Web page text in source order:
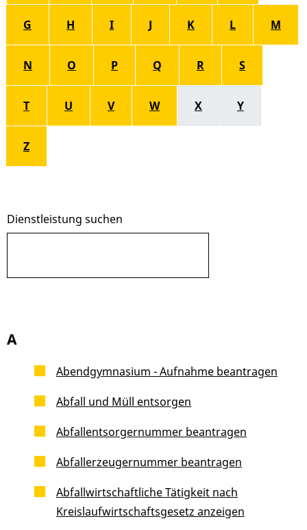
G H I J K L M
N O P Q R S
T U V W X Y
Z
Dienstleistung suchen
A
Abendgymnasium - Aufnahme beantragen
Abfall und Müll entsorgen
Abfallentsorgernummer beantragen
Abfallerzeugernummer beantragen
Abfallwirtschaftliche Tätigkeit nach
Kreislaufwirtschaftsgesetz anzeigen